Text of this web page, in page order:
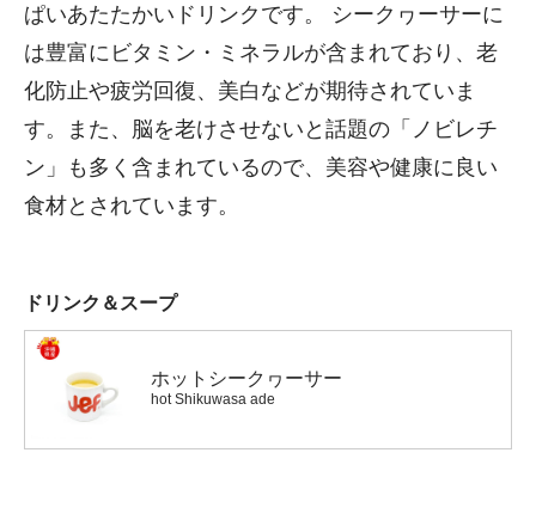
ぱいあたたかいドリンクです。 シークヮーサーに
は豊富にビタミン・ミネラルが含まれており、老
化防止や疲労回復、美白などが期待されていま
す。また、脳を老けさせないと話題の「ノビレチ
ン」も多く含まれているので、美容や健康に良い
食材とされています。
ドリンク＆スープ
ホットシークヮーサー
hot Shikuwasa ade